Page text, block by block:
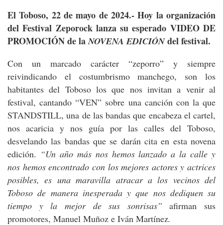
El Toboso, 22 de mayo de 2024.- Hoy la organización
del Festival Zeporock lanza su esperado VIDEO DE
PROMOCIÓN de laNOVENA EDICIÓNdel festival.
Con un marcado carácter “zeporro” y siempre
reivindicando el costumbrismo manchego, son los
habitantes del Toboso los que nos invitan a venir al
festival, cantando “VEN” sobre una canción con la que
STANDSTILL, una de las bandas que encabeza el cartel,
nos acaricia y nos guía por las calles del Toboso,
desvelando las bandas que se darán cita en esta novena
edición. “Un año más nos hemos lanzado a la calle y
nos hemos encontrado con los mejores actores y actrices
posibles, es una maravilla atracar a los vecinos del
Toboso de manera inesperada y que nos dediquen su
tiempo y la mejor de sus sonrisas”afirman sus
promotores, Manuel Muñoz e Iván Martínez.